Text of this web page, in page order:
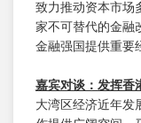
致力推动资本市场
家不可替代的金融
金融强国提供重要
嘉宾对谈：发挥香
大湾区经济近年发